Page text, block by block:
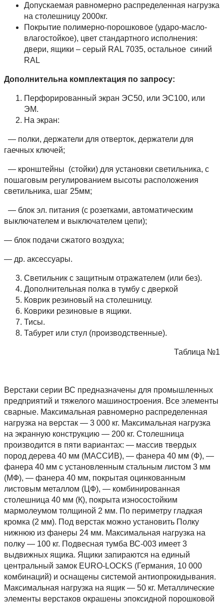
Допускаемая равномерно распределенная нагрузка
на столешницу 2000кг.
Покрытие полимерно-порошковое (ударо-масло-
влагостойкое), цвет стандартного исполнения:
двери, ящики – серый RAL 7035, остальное синий
RAL
Дополнительна комплектация по запросу:
Перфорированный экран ЭС50, или ЭС100, или
ЭМ.
На экран:
— полки, держатели для отверток, держатели для
гаечных ключей;
— кронштейны (стойки) для установки светильника, с
пошаговым регулированием высоты расположения
светильника, шаг 25мм;
— блок эл. питания (с розетками, автоматическим
выключателем и выключателем цепи);
— блок подачи сжатого воздуха;
— др. аксессуары.
Светильник с защитным отражателем (или без).
Дополнительная полка в тумбу с дверкой
Коврик резиновый на столешницу.
Коврики резиновые в ящики.
Тисы.
Табурет или стул (производственные).
Таблица №1
Верстаки серии ВС предназначены для промышленных
предприятий и тяжелого машиностроения. Все элементы
сварные. Максимальная равномерно распределенная
нагрузка на верстак — 3 000 кг. Максимальная нагрузка
на экранную конструкцию — 200 кг. Столешница
производится в пяти вариантах: — массив твердых
пород дерева 40 мм (МАССИВ), — фанера 40 мм (Ф), —
фанера 40 мм с установленным стальным листом 3 мм
(МФ), — фанера 40 мм, покрытая оцинкованным
листовым металлом (ЦФ), — комбинированная
столешница 40 мм (К), покрыта износостойким
мармолеумом толщиной 2 мм. По периметру гладкая
кромка (2 мм). Под верстак можно установить Полку
нижнюю из фанеры 24 мм. Максимальная нагрузка на
полку — 100 кг. Подвесная тумба ВС-003 имеет 3
выдвижных ящика. Ящики запираются на единый
центральный замок EURO-LOCKS (Германия, 10 000
комбинаций) и оснащены системой антиопрокидывания.
Максимальная нагрузка на ящик — 50 кг. Металлические
элементы верстаков окрашены эпоксидной порошковой